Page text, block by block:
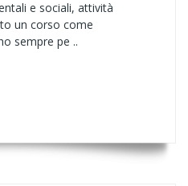
e sociali, attività
un corso come
sempre pe ..